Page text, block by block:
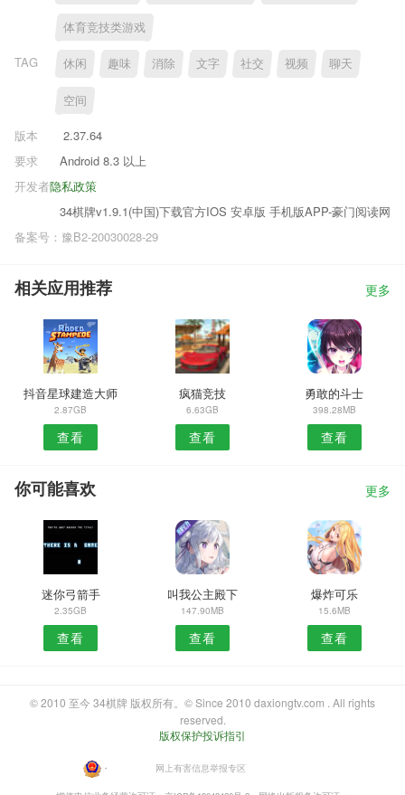
体育竞技类游戏
TAG 休闲 趣味 消除 文字 社交 视频 聊天
空间
版本
2.37.64
要求
Android 8.3 以上
隐私政策
开发者
34棋牌v1.9.1(中国)下载官方IOS 安卓版 手机版APP-豪门阅读网
备案号：豫B2-20030028-29
相关应用推荐 更多
抖音星球建造大师
2.87GB
查看
疯猫竞技
6.63GB
查看
勇敢的斗士
398.28MB
查看
你可能喜欢 更多
迷你弓箭手
2.35GB
查看
叫我公主殿下
147.90MB
查看
爆炸可乐
15.6MB
查看
© 2010 至今 34棋牌 版权所有。© Since 2010 daxiongtv.com . All rights
reserved.
版权保护投诉指引
・ 网上有害信息举报专区